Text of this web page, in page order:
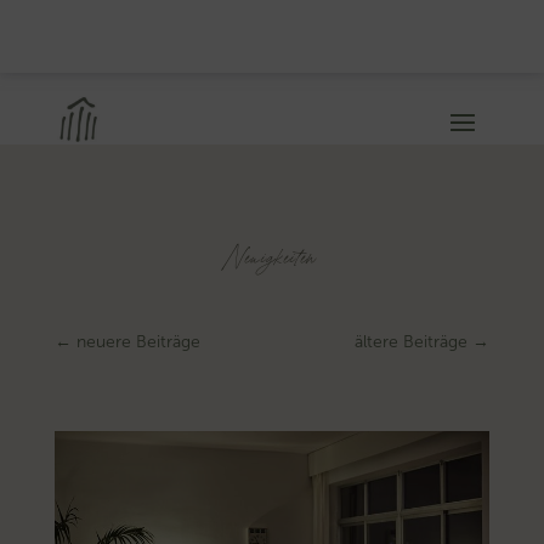
Neuigkeiten
← neuere Beiträge ältere Beiträge →